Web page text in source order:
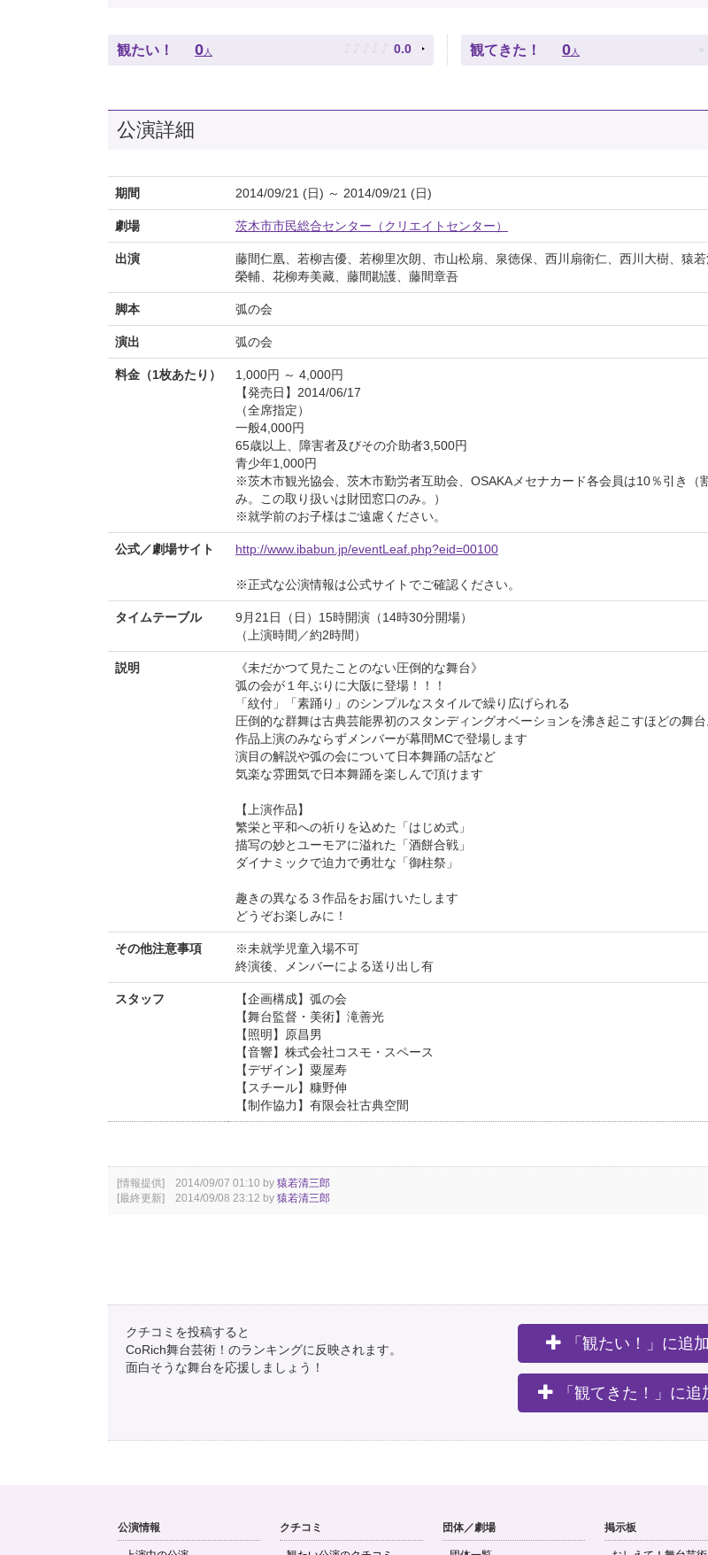
観たい！ 0 人 ♪ ♪ ♪ ♪ ♪ 0.0 観てきた！ 0 人 ★
公演詳細
期間 2014/09/21 (日) ～ 2014/09/21 (日)
劇場 茨木市市民総合センター（クリエイトセンター）
出演
藤間仁凰、若柳吉優、若柳里次朗、市山松扇、泉徳保、西川扇衛仁、西川大樹、猿
榮輔、花柳寿美藏、藤間勘護、藤間章吾
脚本 弧の会
演出 弧の会
料金（1枚あたり）
1,000円 ～ 4,000円
【発売日】2014/06/17
（全席指定）
一般4,000円
65歳以上、障害者及びその介助者3,500円
青少年1,000円
※茨木市観光協会、茨木市勤労者互助会、OSAKAメセナカード各会員は10％引き（
み。この取り扱いは財団窓口のみ。）
※就学前のお子様はご遠慮ください。
公式／劇場サイト http://www.ibabun.jp/eventLeaf.php?eid=00100
※正式な公演情報は公式サイトでご確認ください。
タイムテーブル
9月21日（日）15時開演（14時30分開場）
（上演時間／約2時間）
説明
《未だかつて見たことのない圧倒的な舞台》
弧の会が１年ぶりに大阪に登場！！！
「紋付」「素踊り」のシンプルなスタイルで繰り広げられる
圧倒的な群舞は古典芸能界初のスタンディングオベーションを沸き起こすほどの舞台
作品上演のみならずメンバーが幕間MCで登場します
演目の解説や弧の会について日本舞踊の話など
気楽な雰囲気で日本舞踊を楽しんで頂けます
【上演作品】
繁栄と平和への祈りを込めた「はじめ式」
描写の妙とユーモアに溢れた「酒餅合戦」
ダイナミックで迫力で勇壮な「御柱祭」
趣きの異なる３作品をお届けいたします
どうぞお楽しみに！
その他注意事項
※未就学児童入場不可
終演後、メンバーによる送り出し有
スタッフ
【企画構成】弧の会
【舞台監督・美術】滝善光
【照明】原昌男
【音響】株式会社コスモ・スペース
【デザイン】粟屋寿
【スチール】糠野伸
【制作協力】有限会社古典空間
[情報提供] 2014/09/07 01:10 by 猿若清三郎
[最終更新] 2014/09/08 23:12 by 猿若清三郎
クチコミを投稿すると
CoRich舞台芸術！のランキングに反映されます。
面白そうな舞台を応援しましょう！
「観たい！」に追
「観てきた！」に追
公演情報 クチコミ 団体／劇場 掲示板